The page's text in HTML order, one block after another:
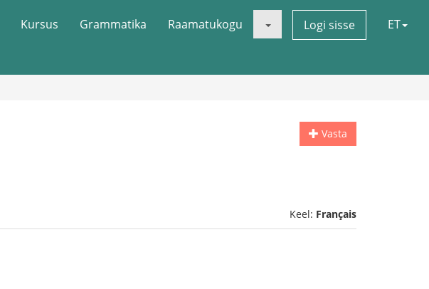
Kursus Grammatika Raamatukogu Logi sisse ET
Vasta
Keel: Français